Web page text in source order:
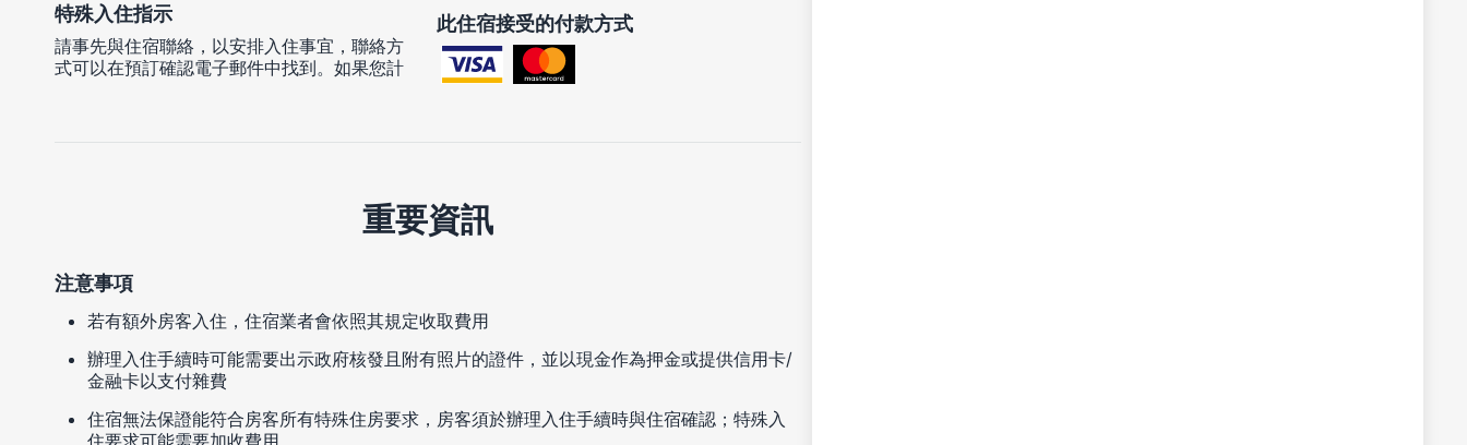
特殊入住指示
請事先與住宿聯絡，以安排入住事宜，聯絡方
式可以在預訂確認電子郵件中找到。如果您計
此住宿接受的付款方式
重要資訊
注意事項
若有額外房客入住，住宿業者會依照其規定收取費用
辦理入住手續時可能需要出示政府核發且附有照片的證件，並以現金作為押金或提供信用卡/
金融卡以支付雜費
住宿無法保證能符合房客所有特殊住房要求，房客須於辦理入住手續時與住宿確認；特殊入
住要求可能需要加收費用